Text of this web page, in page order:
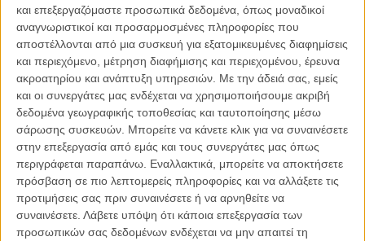
και επεξεργαζόμαστε προσωπικά δεδομένα, όπως μοναδικοί
αναγνωριστικοί και προσαρμοσμένες πληροφορίες που
αποστέλλονται από μια συσκευή για εξατομικευμένες διαφημίσεις
και περιεχόμενο, μέτρηση διαφήμισης και περιεχομένου, έρευνα
ακροατηρίου και ανάπτυξη υπηρεσιών. Με την άδειά σας, εμείς
και οι συνεργάτες μας ενδέχεται να χρησιμοποιήσουμε ακριβή
δεδομένα γεωγραφικής τοποθεσίας και ταυτοποίησης μέσω
σάρωσης συσκευών. Μπορείτε να κάνετε κλικ για να συναινέσετε
στην επεξεργασία από εμάς και τους συνεργάτες μας όπως
περιγράφεται παραπάνω. Εναλλακτικά, μπορείτε να αποκτήσετε
πρόσβαση σε πιο λεπτομερείς πληροφορίες και να αλλάξετε τις
προτιμήσεις σας πριν συναινέσετε ή να αρνηθείτε να
συναινέσετε. Λάβετε υπόψη ότι κάποια επεξεργασία των
προσωπικών σας δεδομένων ενδέχεται να μην απαιτεί τη
Διαβάστε παρακάτω αυτούσια την πρόσκληση εκδήλωσης
ενδιαφέροντος για τον επανασχεδιασμό της οπτικής
ταυτότητας του Φεστιβάλ Κινηματογράφου Θεσσαλονίκης
Το Φεστιβάλ Κινηματογράφου Θεσσαλονίκης προσκαλεί
επαγγελματίες σχεδιαστές οπτικής επικοινωνίας (νομικά ή φυσικά
πρόσωπα) για τον επανασχεδιασμό της οπτικής του ταυτότητας.
Οι ενδιαφερόμενοι καλούνται να καταθέσουν το portfolio τους και
δείγματα από τρία ανάλογα έργα που έχουν υλοποιήσει (το ένα από
τα οποία, θα μπορούσε να είναι κατά προτίμηση ένα Εγχειρίδιο
Επικοινωνίας - brand manual).